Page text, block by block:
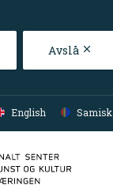
Avslå
English Samisk